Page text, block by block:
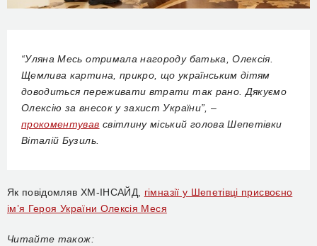
“Уляна Месь отримала нагороду батька, Олексія.
Щемлива картина, прикро, що українським дітям
доводиться переживати втрати так рано. Дякуємо
Олексію за внесок у захист України”, –
прокоментував світлину міський голова Шепетівки
Віталій Бузиль.
Як повідомляв ХМ-ІНСАЙД, гімназії у Шепетівці присвоєно
ім’я Героя України Олексія Меся
Читайте також: